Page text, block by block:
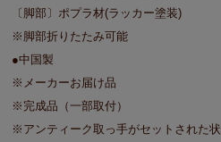
〔脚部〕ポプラ材(ラッカー塗装)
※脚部折りたたみ可能
●中国製
※メーカーお届け品
※完成品（一部取付）
※アンティーク取っ手がセットされた状